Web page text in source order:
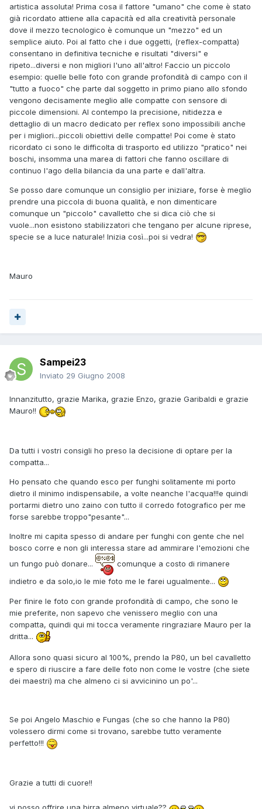
artistica assoluta! Prima cosa il fattore "umano" che come è stato
già ricordato attiene alla capacità ed alla creatività personale
dove il mezzo tecnologico è comunque un "mezzo" ed un
semplice aiuto. Poi al fatto che i due oggetti, (reflex-compatta)
consentano in definitiva tecniche e risultati "diversi" e
ripeto...diversi e non migliori l'uno all'altro! Faccio un piccolo
esempio: quelle belle foto con grande profondità di campo con il
"tutto a fuoco" che parte dal soggetto in primo piano allo sfondo
vengono decisamente meglio alle compatte con sensore di
piccole dimensioni. Al contempo la precisione, nitidezza e
dettaglio di un macro dedicato per reflex sono impossibili anche
per i migliori...piccoli obiettivi delle compatte! Poi come è stato
ricordato ci sono le difficolta di trasporto ed utilizzo "pratico" nei
boschi, insomma una marea di fattori che fanno oscillare di
continuo l'ago della bilancia da una parte e dall'altra.
Se posso dare comunque un consiglio per iniziare, forse è meglio
prendre una piccola di buona qualità, e non dimenticare
comunque un "piccolo" cavalletto che si dica ciò che si
vuole...non esistono stabilizzatori che tengano per alcune riprese,
specie se a luce naturale! Inizia così...poi si vedra!
Mauro
Sampei23
Inviato 29 Giugno 2008
Innanzitutto, grazie Marika, grazie Enzo, grazie Garibaldi e grazie
Mauro!!
Da tutti i vostri consigli ho preso la decisione di optare per la
compatta...
Ho pensato che quando esco per funghi solitamente mi porto
dietro il minimo indispensabile, a volte neanche l'acqua!!!e quindi
portarmi dietro uno zaino con tutto il corredo fotografico per me
forse sarebbe troppo"pesante"...
Inoltre mi capita spesso di andare per funghi con gente che nel
bosco corre e non gli interessa stare ad ammirare l'emozioni che
un fungo può donare...
comunque a costo di rimanere
indietro e da solo,io le mie foto me le farei ugualmente...
Per finire le foto con grande profondità di campo, che sono le
mie preferite, non sapevo che venissero meglio con una
compatta, quindi qui mi tocca veramente ringraziare Mauro per la
dritta...
Allora sono quasi sicuro al 100%, prendo la P80, un bel cavalletto
e spero di riuscire a fare delle foto non come le vostre (che siete
dei maestri) ma che almeno ci si avvicinino un po'...
Se poi Angelo Maschio e Fungas (che so che hanno la P80)
volessero dirmi come si trovano, sarebbe tutto veramente
perfetto!!!
Grazie a tutti di cuore!!
vi posso offrire una birra almeno virtuale??